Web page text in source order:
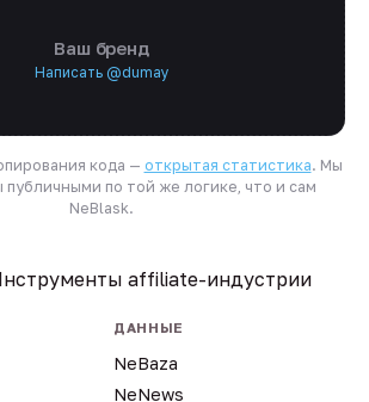
Ваш бренд
Написать @dumay
кода — открытая статистика. Мы
по той же логике, что и сам
NeBlask.
affiliate-индустрии
ДАННЫЕ
NeBaza
NeNews